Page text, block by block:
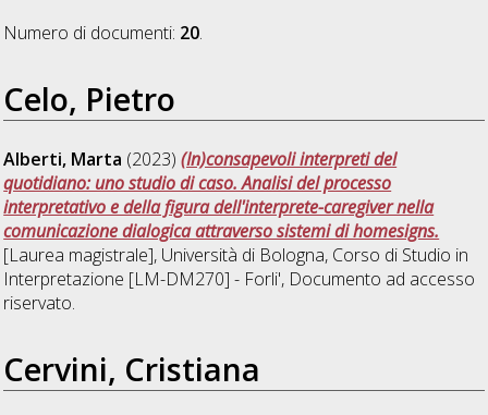
Numero di documenti: 20.
Celo, Pietro
Alberti, Marta (2023)(In)consapevoli interpreti del
quotidiano: uno studio di caso. Analisi del processo
interpretativo e della figura dell'interprete-caregiver nella
comunicazione dialogica attraverso sistemi di homesigns.
[Laurea magistrale], Università di Bologna, Corso di Studio in
Interpretazione [LM-DM270] - Forli', Documento ad accesso
riservato.
Cervini, Cristiana